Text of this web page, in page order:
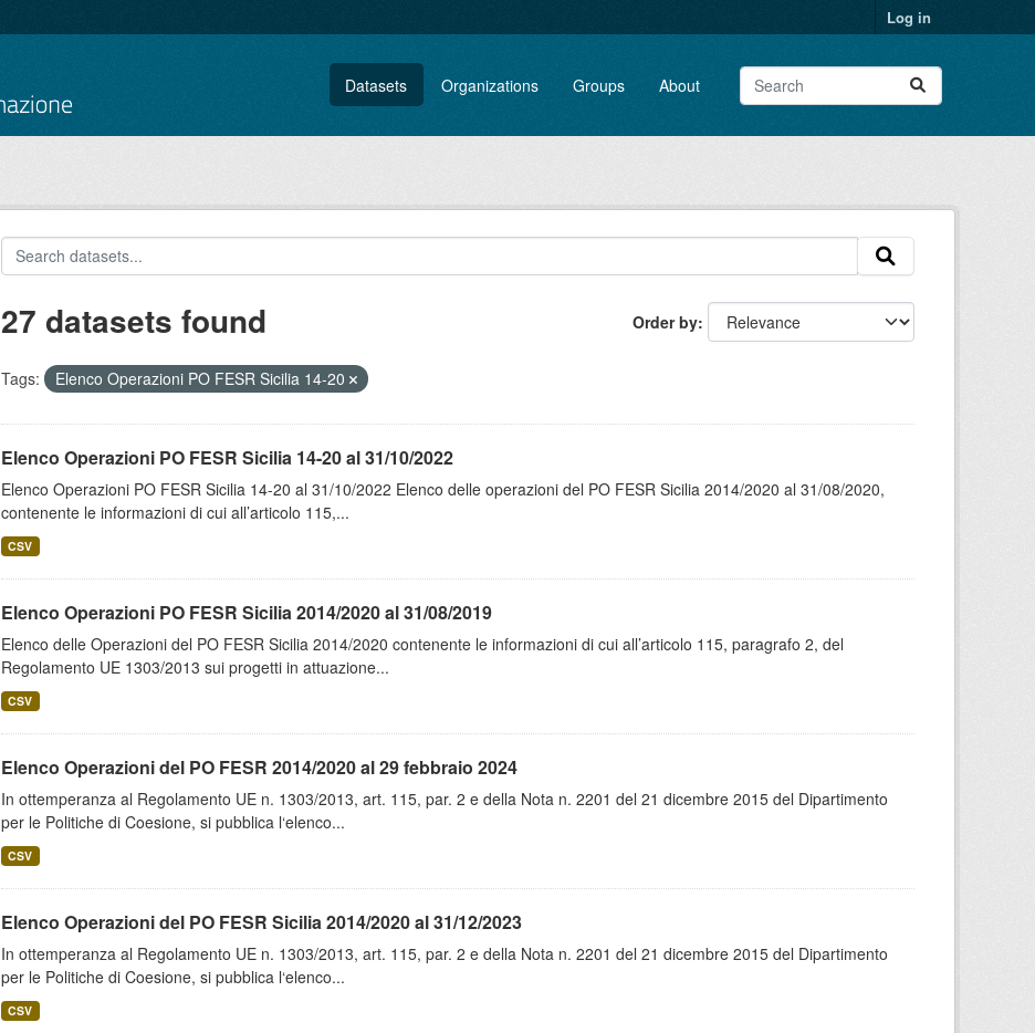
Log in
Datasets Organizations Groups About
Order by
27 datasets found
Tags: Elenco Operazioni PO FESR Sicilia 14-20
Elenco Operazioni PO FESR Sicilia 14-20 al 31/10/2022
Elenco Operazioni PO FESR Sicilia 14-20 al 31/10/2022 Elenco delle operazioni del PO FESR Sicilia 2014/2020 al 31/08/2020,
contenente le informazioni di cui all’articolo 115,...
CSV
Elenco Operazioni PO FESR Sicilia 2014/2020 al 31/08/2019
Elenco delle Operazioni del PO FESR Sicilia 2014/2020 contenente le informazioni di cui all’articolo 115, paragrafo 2, del
Regolamento UE 1303/2013 sui progetti in attuazione...
CSV
Elenco Operazioni del PO FESR 2014/2020 al 29 febbraio 2024
In ottemperanza al Regolamento UE n. 1303/2013, art. 115, par. 2 e della Nota n. 2201 del 21 dicembre 2015 del Dipartimento
per le Politiche di Coesione, si pubblica l‘elenco...
CSV
Elenco Operazioni del PO FESR Sicilia 2014/2020 al 31/12/2023
In ottemperanza al Regolamento UE n. 1303/2013, art. 115, par. 2 e della Nota n. 2201 del 21 dicembre 2015 del Dipartimento
per le Politiche di Coesione, si pubblica l‘elenco...
CSV